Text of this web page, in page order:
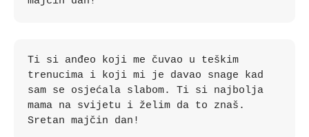
Ti si anđeo koji me čuvao u teškim
trenucima i koji mi je davao snage kad
sam se osjećala slabom. Ti si najbolja
mama na svijetu i želim da to znaš.
Sretan majčin dan!